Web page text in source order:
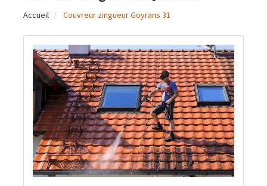
Accueil Couvreur zingueur Goyrans 31